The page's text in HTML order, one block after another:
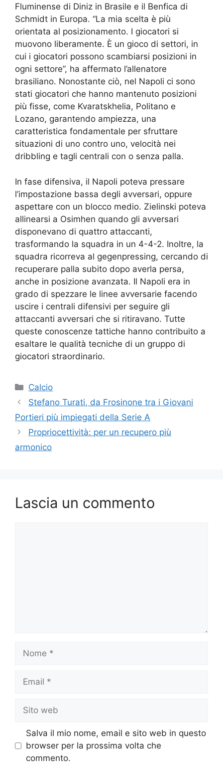
Fluminense di Diniz in Brasile e il Benfica di
Schmidt in Europa. “La mia scelta è più
orientata al posizionamento. I giocatori si
muovono liberamente. È un gioco di settori, in
cui i giocatori possono scambiarsi posizioni in
ogni settore”, ha affermato l’allenatore
brasiliano. Nonostante ciò, nel Napoli ci sono
stati giocatori che hanno mantenuto posizioni
più fisse, come Kvaratskhelia, Politano e
Lozano, garantendo ampiezza, una
caratteristica fondamentale per sfruttare
situazioni di uno contro uno, velocità nei
dribbling e tagli centrali con o senza palla.
In fase difensiva, il Napoli poteva pressare
l’impostazione bassa degli avversari, oppure
aspettare con un blocco medio. Zielinski poteva
allinearsi a Osimhen quando gli avversari
disponevano di quattro attaccanti,
trasformando la squadra in un 4-4-2. Inoltre, la
squadra ricorreva al gegenpressing, cercando di
recuperare palla subito dopo averla persa,
anche in posizione avanzata. Il Napoli era in
grado di spezzare le linee avversarie facendo
uscire i centrali difensivi per seguire gli
attaccanti avversari che si ritiravano. Tutte
queste conoscenze tattiche hanno contribuito a
esaltare le qualità tecniche di un gruppo di
giocatori straordinario.
Calcio
Stefano Turati, da Frosinone tra i Giovani
Portieri più impiegati della Serie A
Propriocettività: per un recupero più
armonico
Lascia un commento
Salva il mio nome, email e sito web in questo
browser per la prossima volta che
commento.